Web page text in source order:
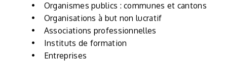
• Organismes publics : communes et cantons
• Organisations à but non lucratif
• Associations professionnelles
• Instituts de formation
• Entreprises